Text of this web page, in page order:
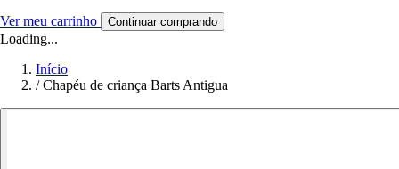
Ver meu carrinho Continuar comprando
Loading...
Início
/ Chapéu de criança Barts Antigua